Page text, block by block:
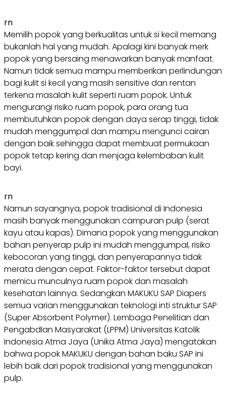
rn
Memilih popok yang berkualitas untuk si kecil memang
bukanlah hal yang mudah. Apalagi kini banyak merk
popok yang bersaing menawarkan banyak manfaat.
Namun tidak semua mampu memberikan perlindungan
bagi kulit si kecil yang masih sensitive dan rentan
terkena masalah kulit seperti ruam popok. Untuk
mengurangi risiko ruam popok, para orang tua
membutuhkan popok dengan daya serap tinggi, tidak
mudah menggumpal dan mampu mengunci cairan
dengan baik sehingga dapat membuat permukaan
popok tetap kering dan menjaga kelembaban kulit
bayi.
rn
Namun sayangnya, popok tradisional di Indonesia
masih banyak menggunakan campuran pulp (serat
kayu atau kapas). Dimana popok yang menggunakan
bahan penyerap pulp ini mudah menggumpal, risiko
kebocoran yang tinggi, dan penyerapannya tidak
merata dengan cepat. Faktor-faktor tersebut dapat
memicu munculnya ruam popok dan masalah
kesehatan lainnya. Sedangkan MAKUKU SAP Diapers
semua varian menggunakan teknologi inti struktur SAP
(Super Absorbent Polymer). Lembaga Penelitian dan
PengabdIan Masyarakat (LPPM) Universitas Katolik
Indonesia Atma Jaya (Unika Atma Jaya) mengatakan
bahwa popok MAKUKU dengan bahan baku SAP ini
lebih baik dari popok tradisional yang menggunakan
pulp.